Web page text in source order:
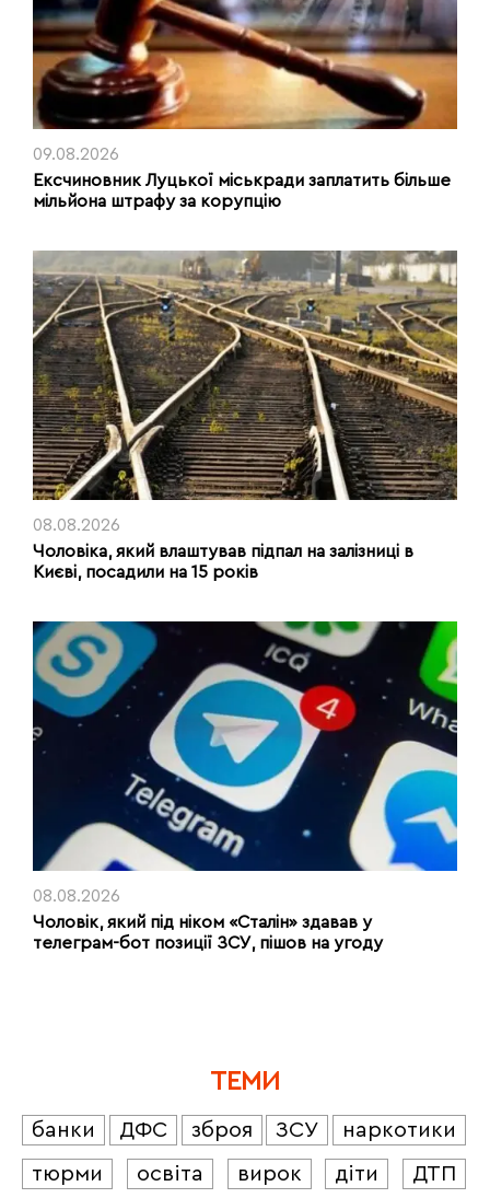
09.08.2026
Ексчиновник Луцької міськради заплатить більше
мільйона штрафу за корупцію
08.08.2026
Чоловіка, який влаштував підпал на залізниці в
Києві, посадили на 15 років
08.08.2026
Чоловік, який під ніком «Сталін» здавав у
телеграм-бот позиції ЗСУ, пішов на угоду
ТЕМИ
банки ДФС зброя ЗСУ
наркотики
тюрми
освіта вирок діти
ДТП